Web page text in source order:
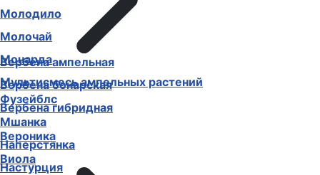
Вербена ампельная
Вербена бонарская
Вербена гибридная
Вероника
Виола
Молодило
Молочай
Монарда
Мультисмесь ампельных растений
Фузейблс
Мшанка
Наперстянка
Настурция